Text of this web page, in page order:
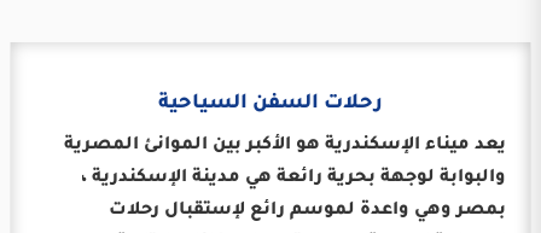
رحلات السفن السياحية
يعد ميناء الإسكندرية هو الأكبر بين الموانئ المصرية
والبوابة لوجهة بحرية رائعة هي مدينة الإسكندرية ،
بمصر وهي واعدة لموسم رائع لإستقبال رحلات